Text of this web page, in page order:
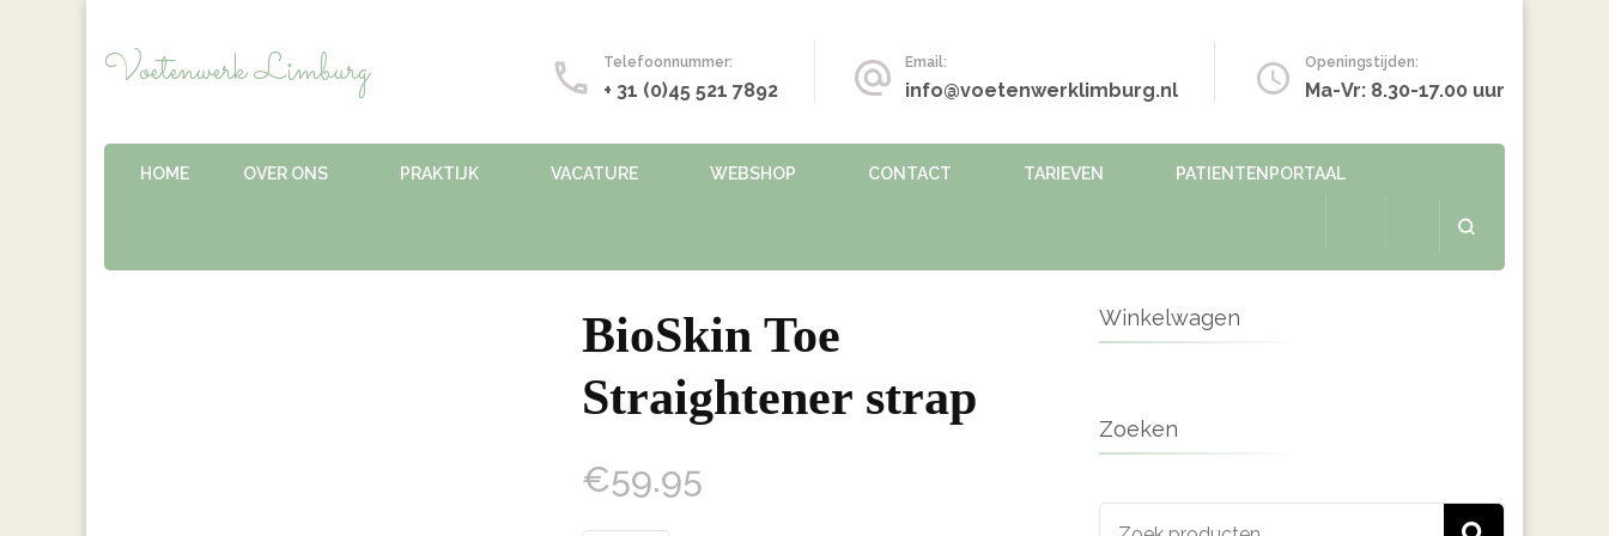
Voetenwerk Limburg Telefoonnummer:
+ 31 (0)45 521 7892
Email:
info@voetenwerklimburg.nl
Openingstijden:
Ma-Vr: 8.30-17.00 uur
HOME OVER ONS PRAKTIJK VACATURE WEBSHOP CONTACT TARIEVEN PATIENTENPORTAAL
BioSkin Toe
Straightener strap
€59.95
Winkelwagen
Zoeken
Zoeken